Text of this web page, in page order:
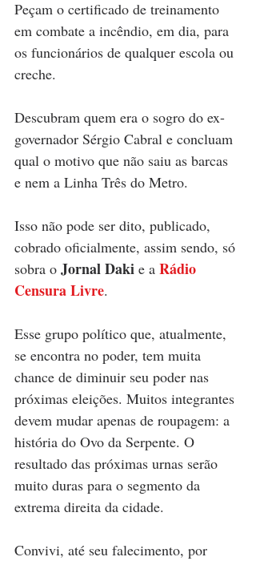
Peçam o certificado de treinamento
em combate a incêndio, em dia, para
os funcionários de qualquer escola ou
creche.
Descubram quem era o sogro do ex-
governador Sérgio Cabral e concluam
qual o motivo que não saiu as barcas
e nem a Linha Três do Metro.
Isso não pode ser dito, publicado,
cobrado oficialmente, assim sendo, só
sobra o Jornal Daki e a Rádio
Censura Livre.
Esse grupo político que, atualmente,
se encontra no poder, tem muita
chance de diminuir seu poder nas
próximas eleições. Muitos integrantes
devem mudar apenas de roupagem: a
história do Ovo da Serpente. O
resultado das próximas urnas serão
muito duras para o segmento da
extrema direita da cidade.
Convivi, até seu falecimento, por